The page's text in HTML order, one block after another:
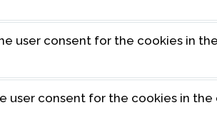
user consent for the cookies in
user consent for the cookies in